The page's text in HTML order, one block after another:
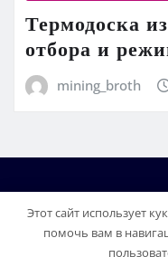
Термодоска
отбора и
mining_broth
Этот сайт использует
помочь вам в